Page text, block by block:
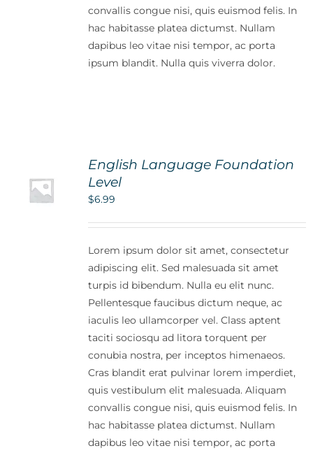
convallis congue nisi, quis euismod felis. In
hac habitasse platea dictumst. Nullam
dapibus leo vitae nisi tempor, ac porta
ipsum blandit. Nulla quis viverra dolor.
English Language Foundation
Level
$6.99
Lorem ipsum dolor sit amet, consectetur
adipiscing elit. Sed malesuada sit amet
turpis id bibendum. Nulla eu elit nunc.
Pellentesque faucibus dictum neque, ac
iaculis leo ullamcorper vel. Class aptent
taciti sociosqu ad litora torquent per
conubia nostra, per inceptos himenaeos.
Cras blandit erat pulvinar lorem imperdiet,
quis vestibulum elit malesuada. Aliquam
convallis congue nisi, quis euismod felis. In
hac habitasse platea dictumst. Nullam
dapibus leo vitae nisi tempor, ac porta